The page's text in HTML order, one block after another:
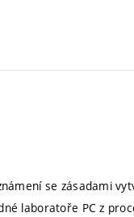
se zásadami
laboratoře PC z